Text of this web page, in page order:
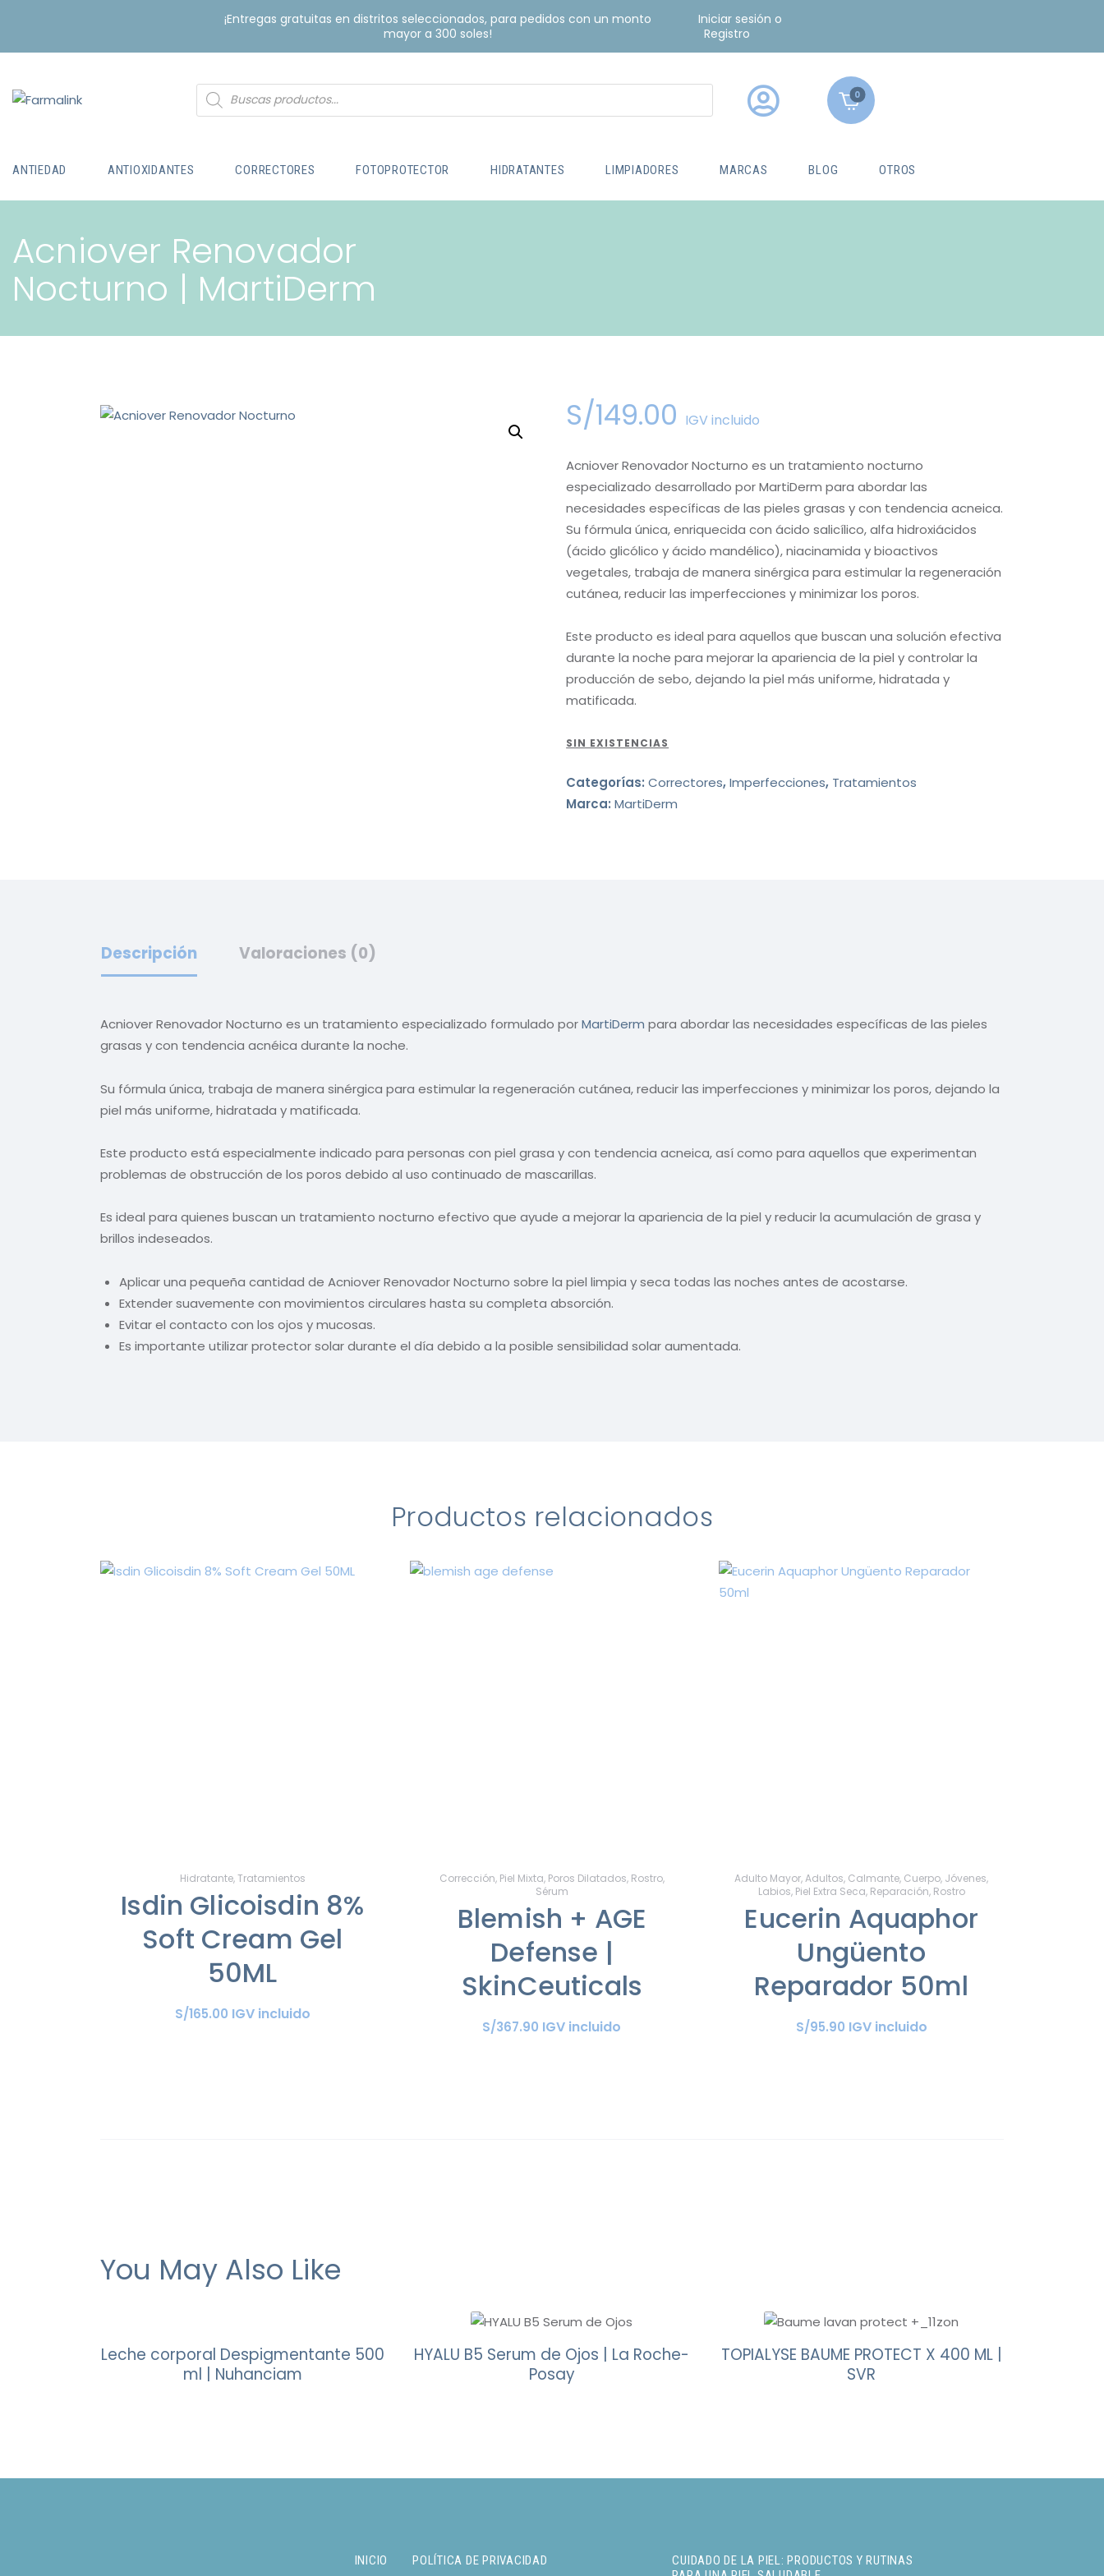
¡Entregas gratuitas en distritos seleccionados, para pedidos con un monto
mayor a 300 soles!
Iniciar sesión o
Registro
0
ANTIEDAD ANTIOXIDANTES CORRECTORES FOTOPROTECTOR HIDRATANTES LIMPIADORES MARCAS BLOG OTROS
Acniover Renovador
Nocturno | MartiDerm
S/149.00 IGV incluido
Acniover Renovador Nocturno es un tratamiento nocturno
especializado desarrollado por MartiDerm para abordar las
necesidades específicas de las pieles grasas y con tendencia acneica.
Su fórmula única, enriquecida con ácido salicílico, alfa hidroxiácidos
(ácido glicólico y ácido mandélico), niacinamida y bioactivos
vegetales, trabaja de manera sinérgica para estimular la regeneración
cutánea, reducir las imperfecciones y minimizar los poros.
Este producto es ideal para aquellos que buscan una solución efectiva
durante la noche para mejorar la apariencia de la piel y controlar la
producción de sebo, dejando la piel más uniforme, hidratada y
matificada.
SIN EXISTENCIAS
Categorías:Correctores,Imperfecciones, Tratamientos
Marca:MartiDerm
Descripción Valoraciones (0)
Acniover Renovador Nocturno es un tratamiento especializado formulado porMartiDerm para abordar las necesidades específicas de las pieles
grasas y con tendencia acnéica durante la noche.
Su fórmula única, trabaja de manera sinérgica para estimular la regeneración cutánea, reducir las imperfecciones y minimizar los poros, dejando la
piel más uniforme, hidratada y matificada.
Este producto está especialmente indicado para personas con piel grasa y con tendencia acneica, así como para aquellos que experimentan
problemas de obstrucción de los poros debido al uso continuado de mascarillas.
Es ideal para quienes buscan un tratamiento nocturno efectivo que ayude a mejorar la apariencia de la piel y reducir la acumulación de grasa y
brillos indeseados.
Aplicar una pequeña cantidad de Acniover Renovador Nocturno sobre la piel limpia y seca todas las noches antes de acostarse.
Extender suavemente con movimientos circulares hasta su completa absorción.
Evitar el contacto con los ojos y mucosas.
Es importante utilizar protector solar durante el día debido a la posible sensibilidad solar aumentada.
Productos relacionados
Hidratante,Tratamientos
Isdin Glicoisdin 8%
Soft Cream Gel
50ML
S/165.00 IGV incluido
Corrección, Piel Mixta, Poros Dilatados, Rostro,
Sérum
Blemish + AGE
Defense |
SkinCeuticals
S/367.90 IGV incluido
Adulto Mayor,Adultos, Calmante, Cuerpo, Jóvenes,
Labios, Piel Extra Seca, Reparación, Rostro
Eucerin Aquaphor
Ungüento
Reparador 50ml
S/95.90 IGV incluido
You May Also Like
Leche corporal Despigmentante 500
ml | Nuhanciam
HYALU B5 Serum de Ojos | La Roche-
Posay
TOPIALYSE BAUME PROTECT X 400 ML |
SVR
INICIO POLÍTICA DE PRIVACIDAD
CUIDADO DE LA PIEL: PRODUCTOS Y RUTINAS